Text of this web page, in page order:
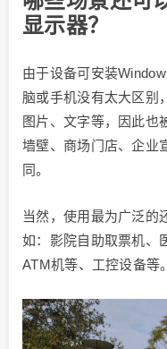
显示器？
由于设备可安装
脑或手机没有太大区别
图片、文字等，因此也
墙壁、商场门店、企业
同。
当然，使用最为广泛的
如：影院自助取票机、
ATM机等、工控设备等。